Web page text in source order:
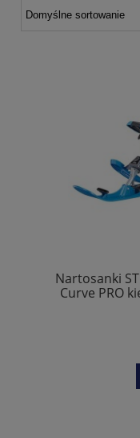
Nartosanki
Curve PRO